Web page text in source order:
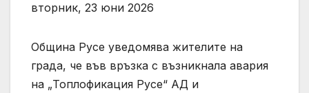
вторник, 23 юни 2026
Община Русе уведомява жителите на
града, че във връзка с възникнала авария
на „Топлофикация Русе“ АД и